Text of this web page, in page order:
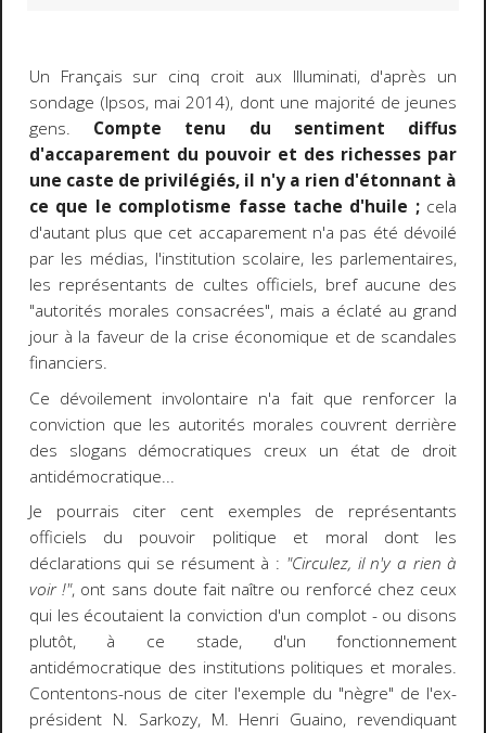
Un Français sur cinq croit aux Illuminati, d'après un
sondage (Ipsos, mai 2014), dont une majorité de jeunes
gens. Compte tenu du sentiment diffus
d'accaparement du pouvoir et des richesses par
une caste de privilégiés, il n'y a rien d'étonnant à
ce que le complotisme fasse tache d'huile ;cela
d'autant plus que cet accaparement n'a pas été dévoilé
par les médias, l'institution scolaire, les parlementaires,
les représentants de cultes officiels, bref aucune des
"autorités morales consacrées", mais a éclaté au grand
jour à la faveur de la crise économique et de scandales
financiers.
Ce dévoilement involontaire n'a fait que renforcer la
conviction que les autorités morales couvrent derrière
des slogans démocratiques creux un état de droit
antidémocratique...
Je pourrais citer cent exemples de représentants
officiels du pouvoir politique et moral dont les
déclarations qui se résument à : "Circulez, il n'y a rien à
voir !", ont sans doute fait naître ou renforcé chez ceux
qui les écoutaient la conviction d'un complot - ou disons
plutôt, à ce stade, d'un fonctionnement
antidémocratique des institutions politiques et morales.
Contentons-nous de citer l'exemple du "nègre" de l'ex-
président N. Sarkozy, M. Henri Guaino, revendiquant